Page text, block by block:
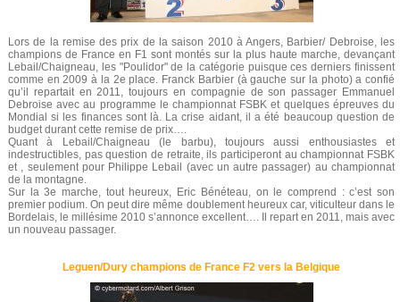
Lors de la remise des prix de la saison 2010 à Angers, Barbier/ Debroise, les
champions de France en F1 sont montés sur la plus haute marche, devançant
Lebail/Chaigneau, les "Poulidor" de la catégorie puisque ces derniers finissent
comme en 2009 à la 2e place. Franck Barbier (à gauche sur la photo) a confié
qu’il repartait en 2011, toujours en compagnie de son passager Emmanuel
Debroise avec au programme le championnat FSBK et quelques épreuves du
Mondial si les finances sont là. La crise aidant, il a été beaucoup question de
budget durant cette remise de prix….
Quant à Lebail/Chaigneau (le barbu), toujours aussi enthousiastes et
indestructibles, pas question de retraite, ils participeront au championnat FSBK
et , seulement pour Philippe Lebail (avec un autre passager) au championnat
de la montagne.
Sur la 3e marche, tout heureux, Eric Bénéteau, on le comprend : c’est son
premier podium. On peut dire même doublement heureux car, viticulteur dans le
Bordelais, le millésime 2010 s’annonce excellent…. Il repart en 2011, mais avec
un nouveau passager.
Leguen/Dury champions de France F2 vers la Belgique